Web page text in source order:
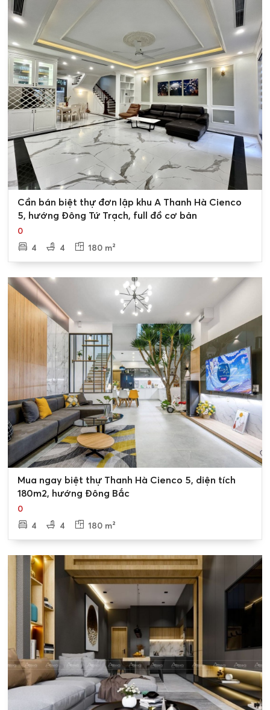
mua bán biệt thự khu A2.5 Cienco 5 Thanh Hà
quý khách
vui lòng liên hệ Tân Long Land chúng tôi qua những
phương thức sau:
* Website: nhadatthanhha.net
* Hotline:0989.734.734
* Địa chỉ: 39B Xuân Diệu, Tây Hồ, Hà Nội
Cần bán biệt thự đơn lập khu A Thanh Hà Cienco
5, hướng Đông Tứ Trạch, full đồ cơ bản
0
4
4 180 m²
Mua ngay biệt thự Thanh Hà Cienco 5, diện tích
180m2, hướng Đông Bắc
0
4
4 180 m²